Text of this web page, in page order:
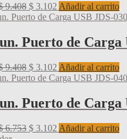
9.408 El
precio
era:
$ 9.408.
$ 3.102 El
precio
$ 3.102.
Añadir al carrito
Puerto de
9.408 El
precio
era:
$ 9.408.
$ 3.102 El
precio
$ 3.102.
Añadir al carrito
Puerto de
6.753 El
$ 3.102 El
Añadir al carrito